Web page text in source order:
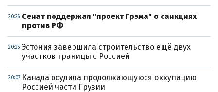
20:26 Сенат поддержал "проект Грэма" о санкциях
против РФ
20:25 Эстония завершила строительство ещё двух
участков границы с Россией
20:07 Канада осудила продолжающуюся оккупацию
Россией части Грузии